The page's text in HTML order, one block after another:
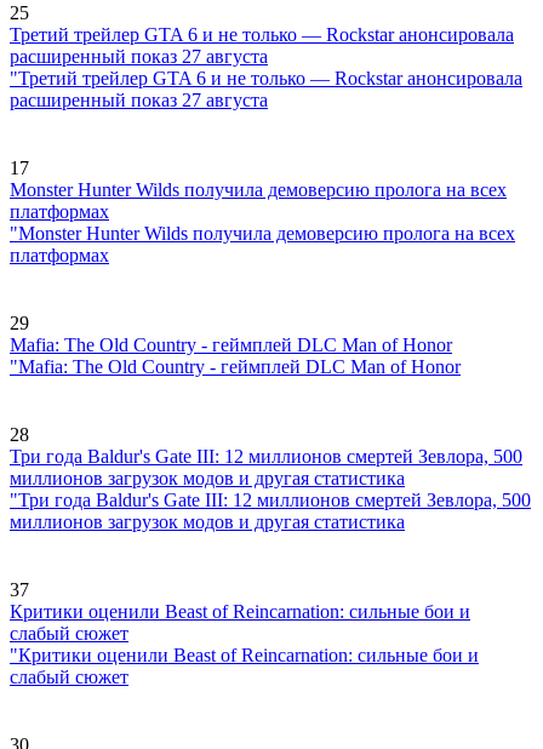
25
Третий трейлер GTA 6 и не только — Rockstar анонсировала
расширенный показ 27 августа
"Третий трейлер GTA 6 и не только — Rockstar анонсировала
расширенный показ 27 августа
17
Monster Hunter Wilds получила демоверсию пролога на всех
платформах
"Monster Hunter Wilds получила демоверсию пролога на всех
платформах
29
Mafia: The Old Country - геймплей DLC Man of Honor
"Mafia: The Old Country - геймплей DLC Man of Honor
28
Три года Baldur's Gate III: 12 миллионов смертей Зевлора, 500
миллионов загрузок модов и другая статистика
"Три года Baldur's Gate III: 12 миллионов смертей Зевлора, 500
миллионов загрузок модов и другая статистика
37
Критики оценили Beast of Reincarnation: сильные бои и
слабый сюжет
"Критики оценили Beast of Reincarnation: сильные бои и
слабый сюжет
30